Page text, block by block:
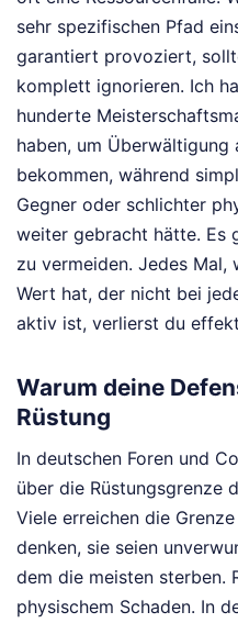
sehr spezifischen Pfad
garantiert provoziert,
komplett ignorieren. Ich
hunderte
haben, um Überwältigung
bekommen, während
Gegner oder schlichter
weiter gebracht hätte. Es
zu vermeiden. Jedes Mal,
Wert hat, der nicht bei
aktiv ist, verlierst du
Warum deine
Rüstung
In deutschen Foren und
über die Rüstungsgrenze
Viele erreichen die
denken, sie seien
dem die meisten sterben.
physischem Schaden. In